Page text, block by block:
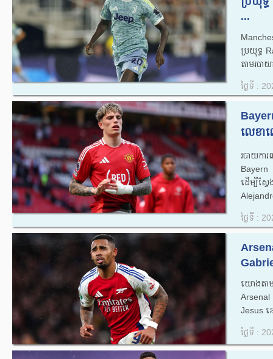
...
ប្រយុទ្ធ
តាមរបា
ថ្ងៃទី :
លេខា
របាយកា
Bayern
ដើម្បីស្វ
ថ្ងៃទី :
យោងតា
Jesus ន
ថ្ងៃទី :